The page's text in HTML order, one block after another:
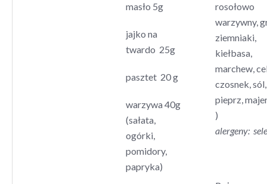
masło 5g
jajko na
twardo 25g
pasztet 20 g
warzywa 40g
(sałata,
ogórki,
pomidory,
papryka)
rosołowo
warzywny,
ziemniaki,
kiełbasa,
marchew,
czosnek, sól,
pieprz,
)
alergeny: